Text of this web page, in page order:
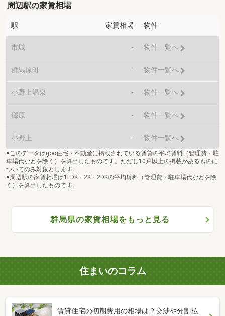
周辺駅の家賃相場
駅 家賃相場 物件
市城 - 物件一覧へ
群馬原町 - 物件一覧へ
小野上温泉 - 物件一覧へ
郷原 - 物件一覧へ
小野上 - 物件一覧へ
※このデータはgoo住宅・不動産に掲載されている賃貸の平均賃料（管理費・駐
車場代などを除く）を算出したものです。ただし10戸以上の掲載があるものに
ついてのみ対象とします。
※周辺駅の家賃相場は1LDK・2K・2DKの平均賃料（管理費・駐車場代などを除
く）を算出したものです。
群馬県の家賃相場をもっと見る
住まいのコラム
賃貸住宅の初期費用の相場は？交渉や分割払